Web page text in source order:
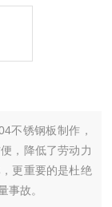
不锈钢板制作，
，降低了劳动力
更重要的是杜绝
事故。